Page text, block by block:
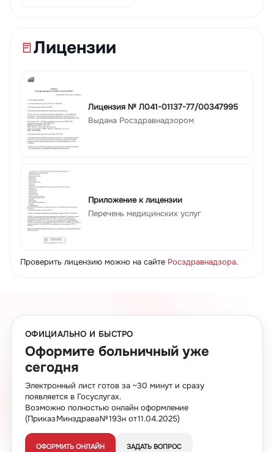
Лицензии
Лицензия № Л041-01137-77/00347995
Выдана Росздравнадзором
Приложение к лицензии
Перечень медицинских услуг
Проверить лицензию можно на сайте Росздравнадзора.
ОФИЦИАЛЬНО И БЫСТРО
Оформите больничный уже
сегодня
Электронный лист готов за ~30 минут и сразу
появляется в Госуслугах.
Возможно полностью онлайн оформление
(Приказ Минздрава № 193н от 11.04.2025)
ОФОРМИТЬ ОНЛАЙН ЗАДАТЬ ВОПРОС